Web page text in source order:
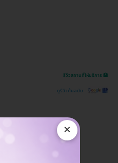
รีวิวสถานที่ให้บริการ 🏥
ดูรีวิวต้นฉบับ
×